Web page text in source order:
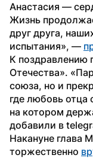
Анастасия —
Жизнь
друг друга,
испытания», —
К поздравлению
Отечества».
союза, но и
где любовь отца
на котором
добавили в
Накануне глава
торжественно